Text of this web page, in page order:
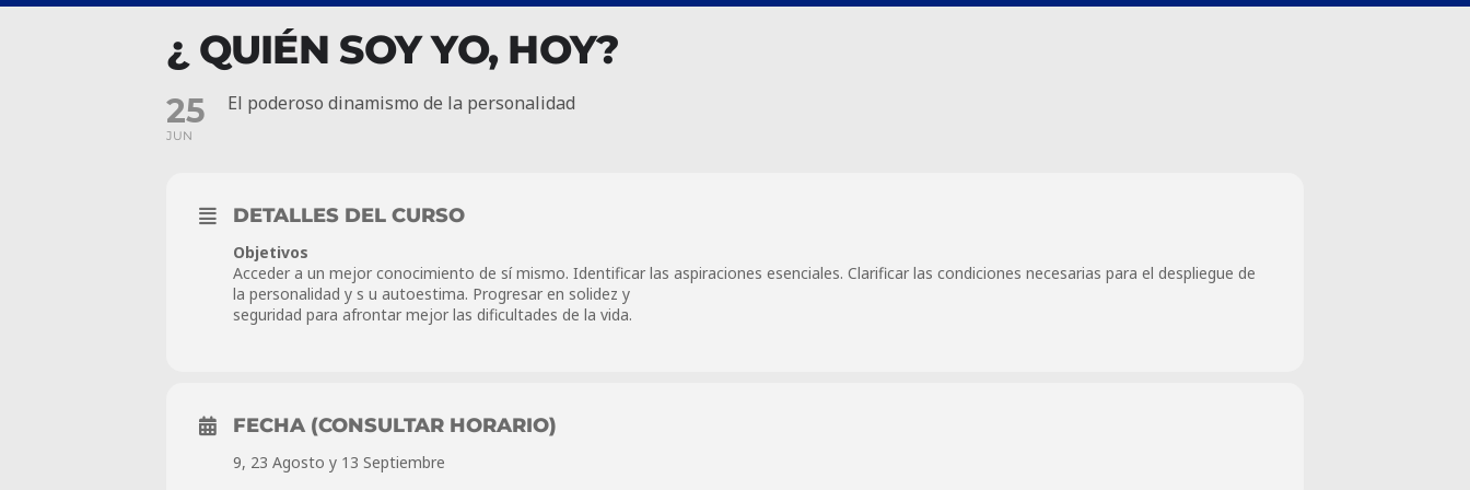
¿ QUIÉN SOY YO, HOY?
25
JUN
El poderoso dinamismo de la personalidad
DETALLES DEL CURSO
Objetivos
Acceder a un mejor conocimiento de sí mismo. Identificar las aspiraciones esenciales. Clarificar las condiciones necesarias para el despliegue de
la personalidad y s u autoestima. Progresar en solidez y
seguridad para afrontar mejor las dificultades de la vida.
FECHA (CONSULTAR HORARIO)
9, 23 Agosto y 13 Septiembre